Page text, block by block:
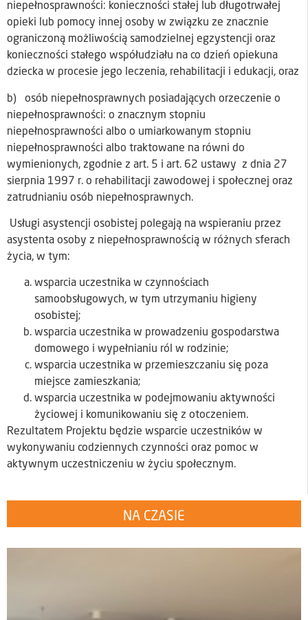
niepełnosprawności: konieczności stałej lub długotrwałej
opieki lub pomocy innej osoby w związku ze znacznie
ograniczoną możliwością samodzielnej egzystencji oraz
konieczności stałego współudziału na co dzień opiekuna
dziecka w procesie jego leczenia, rehabilitacji i edukacji, oraz
b) osób niepełnosprawnych posiadających orzeczenie o
niepełnosprawności: o znacznym stopniu
niepełnosprawności albo o umiarkowanym stopniu
niepełnosprawności albo traktowane na równi do
wymienionych, zgodnie z art. 5 i art. 62 ustawy z dnia 27
sierpnia 1997 r. o rehabilitacji zawodowej i społecznej oraz
zatrudnianiu osób niepełnosprawnych.
Usługi asystencji osobistej polegają na wspieraniu przez
asystenta osoby z niepełnosprawnością w różnych sferach
życia, w tym:
wsparcia uczestnika w czynnościach
samoobsługowych, w tym utrzymaniu higieny
osobistej;
wsparcia uczestnika w prowadzeniu gospodarstwa
domowego i wypełnianiu ról w rodzinie;
wsparcia uczestnika w przemieszczaniu się poza
miejsce zamieszkania;
wsparcia uczestnika w podejmowaniu aktywności
życiowej i komunikowaniu się z otoczeniem.
Rezultatem Projektu będzie wsparcie uczestników w
wykonywaniu codziennych czynności oraz pomoc w
aktywnym uczestniczeniu w życiu społecznym.
NA CZASIE